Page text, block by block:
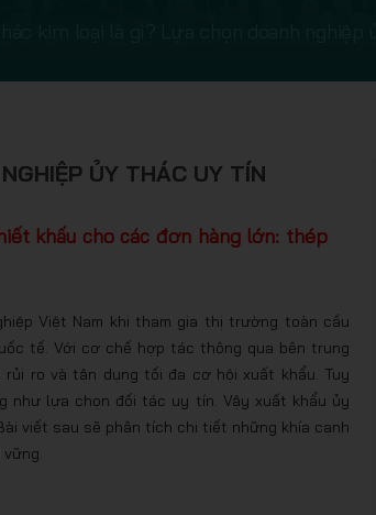
ỦY THÁC UY TÍN
khấu cho các đơn hàng lớn: thép
Việt Nam khi tham gia thị trường toàn cầu
tế. Với cơ chế hợp tác thông qua bên trung
ro và tận dụng tối đa cơ hội xuất khẩu. Tuy
như lựa chọn đối tác uy tín. Vậy xuất khẩu ủy
viết sau sẽ phân tích chi tiết những khía cạnh